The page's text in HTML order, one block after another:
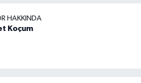
HAKKINDA
Koçum